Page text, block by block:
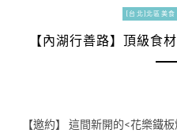
[台北]北區美食
【內湖行善路】頂級食
【邀約】 這間新開的<花樂鐵